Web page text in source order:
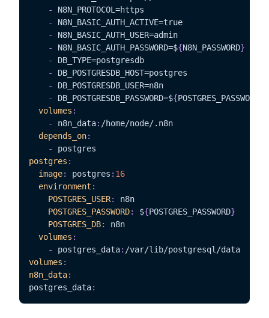
-
N8N_PROTOCOL=https
-
N8N_BASIC_AUTH_ACTIVE=true
-
N8N_BASIC_AUTH_USER=admin
-
N8N_BASIC_AUTH_PASSWORD=${N8N_PASSWORD}
-
DB_TYPE=postgresdb
-
DB_POSTGRESDB_HOST=postgres
-
DB_POSTGRESDB_USER=n8n
-
DB_POSTGRESDB_PASSWORD=${POSTGRES_PASSWORD
volumes :
-
n8n_data: /home/node/.n8n
depends_on:
-
postgres :
image: postgres : 16
environment :
POSTGRES_USER:
n8n
POSTGRES_PASSWORD: ${POSTGRES_PASSWORD}
POSTGRES_DB:
n8n
volumes :
-
postgres_data:
volumes :
n8n_data:
postgres_data: